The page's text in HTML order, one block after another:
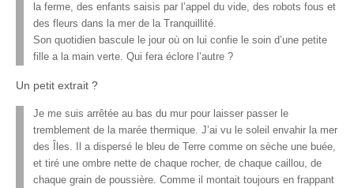
la ferme, des enfants saisis par l’appel du vide, des robots fous et
des fleurs dans la mer de la Tranquillité.
Son quotidien bascule le jour où on lui confie le soin d’une petite
fille a la main verte. Qui fera éclore l’autre ?
Un petit extrait ?
Je me suis arrêtée au bas du mur pour laisser passer le
tremblement de la marée thermique. J’ai vu le soleil envahir la mer
des Îles. Il a dispersé le bleu de Terre comme on sèche une buée,
et tiré une ombre nette de chaque rocher, de chaque caillou, de
chaque grain de poussière. Comme il montait toujours en frappant